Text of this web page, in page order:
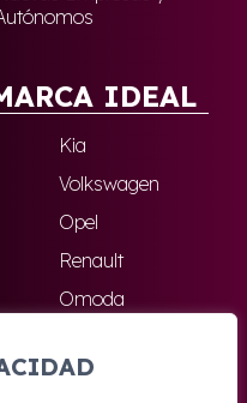
IDEAL
Kia
Volkswagen
Opel
Renault
Omoda
Todas las marcas